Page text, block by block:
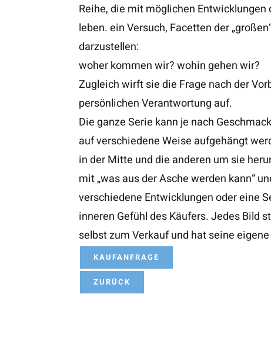
Reihe, die mit möglichen
leben. ein Versuch, Facetten der
darzustellen:
woher kommen wir? wohin gehen wir?
Zugleich wirft sie die Frage nach der
persönlichen Verantwortung auf.
Die ganze Serie kann je nach
auf verschiedene Weise aufgehängt
in der Mitte und die anderen um sie
mit „was aus der Asche werden kann“
verschiedene Entwicklungen oder eine
inneren Gefühl des Käufers. Jedes Bild
selbst zum Verkauf und hat seine
KAUFANFRAGE
ZURÜCK